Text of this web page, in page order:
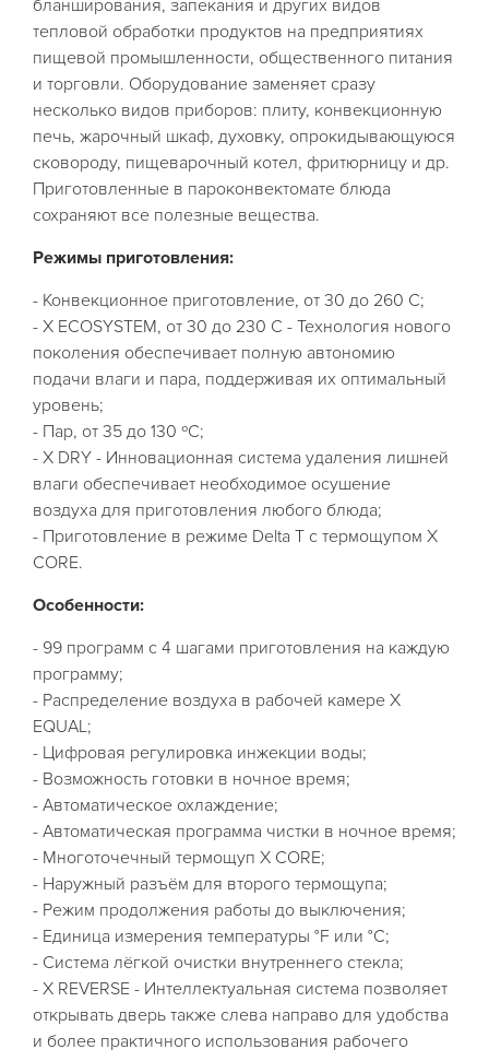
бланширования, запекания и других видов
тепловой обработки продуктов на предприятиях
пищевой промышленности, общественного питания
и торговли. Оборудование заменяет сразу
несколько видов приборов: плиту, конвекционную
печь, жарочный шкаф, духовку, опрокидывающуюся
сковороду, пищеварочный котел, фритюрницу и др.
Приготовленные в пароконвектомате блюда
сохраняют все полезные вещества.
Режимы приготовления:
- Конвекционное приготовление, от 30 до 260 С;
- X ECOSYSTEM, от 30 до 230 С - Технология нового
поколения обеспечивает полную автономию
подачи влаги и пара, поддерживая их оптимальный
уровень;
- Пар, от 35 до 130 ºС;
- X DRY - Инновационная система удаления лишней
влаги обеспечивает необходимое осушение
воздуха для приготовления любого блюда;
- Приготовление в режиме Delta T с термощупом X
CORE.
Особенности:
- 99 программ с 4 шагами приготовления на каждую
программу;
- Распределение воздуха в рабочей камере X
EQUAL;
- Цифровая регулировка инжекции воды;
- Возможность готовки в ночное время;
- Автоматическое охлаждение;
- Автоматическая программа чистки в ночное время;
- Многоточечный термощуп X CORE;
- Наружный разъём для второго термощупа;
- Режим продолжения работы до выключения;
- Единица измерения температуры °F или °C;
- Система лёгкой очистки внутреннего стекла;
- X REVERSE - Интеллектуальная система позволяет
открывать дверь также слева направо для удобства
и более практичного использования рабочего